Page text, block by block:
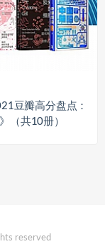
豆瓣高分盘点：
（共10册）
reserved